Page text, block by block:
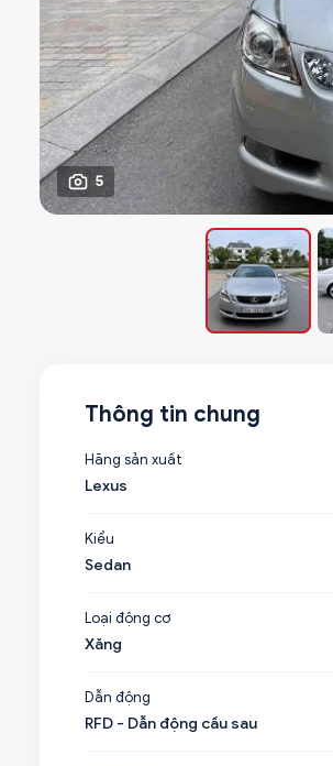
5
Thông tin chung
Hãng sản xuất
Lexus
Kiểu
Sedan
Loại động cơ
Xăng
Dẫn động
RFD - Dẫn động cầu sau